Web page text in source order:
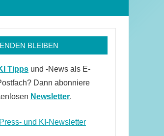
öffnen
BLEIBEN
Tipps und -News als E-
Dann abonniere
Newsletter.